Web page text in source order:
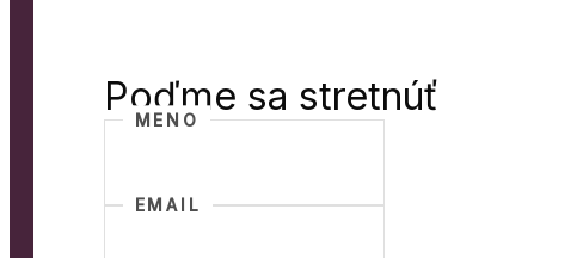
Poďme sa stretnúť
MENO
EMAIL